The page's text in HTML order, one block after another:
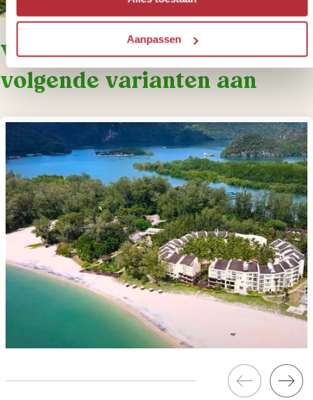
Aanpassen
Voor deze reis bieden we de
volgende varianten aan